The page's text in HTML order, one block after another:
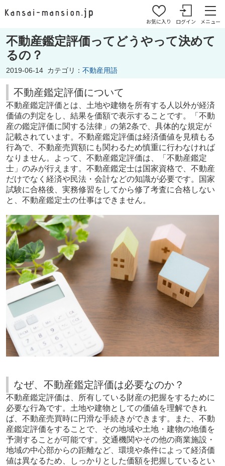
お気に入り ログイン メニュー
不動産鑑定評価ってどうやって決めて
るの？
2019-06-14 カテゴリ： 不動産用語
不動産鑑定評価について
不動産鑑定評価とは、土地や建物を所有する人以外が経済
価値の判定をし、結果を価額で表示することです。「不動
産の鑑定評価に関する法律」の第2条で、具体的な規定が
記載されています。不動産鑑定評価は経済価値を見積もる
行為で、不動産売買額にも関わるため慎重に行わなければ
なりません。よって、不動産鑑定評価は、「不動産鑑定
士」のみが行えます。不動産鑑定士は国家資格で、不動産
だけでなく経済や民法・会計などの知識が必要です。国家
試験に合格後、実務修習をしてから修了考査に合格しない
と、不動産鑑定士の仕事はできません。
なぜ、不動産鑑定評価は必要なのか？
不動産鑑定評価は、所有している財産の把握をするために
必要な行為です。土地や建物としての価値を理解できれ
ば、不動産売買時に円滑な手続きができます。また、不動
産鑑定評価をすることで、その地域や土地・建物の地価を
予測することが可能です。交通機関やその他の商業施設・
地域の中心部からの距離など、環境や条件によって経済価
値は異なるため、しっかりとした価額を把握しているとい